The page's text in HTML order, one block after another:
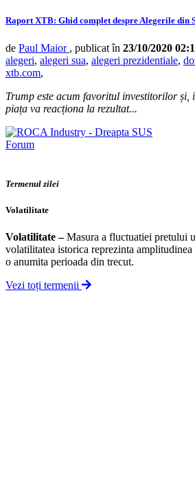
Raport XTB: Ghid complet despre Alegerile din
de Paul Maior , publicat în 23/10/2020
alegeri, alegeri sua, alegeri prezidentiale,
xtb.com,
Trump este acum favoritul investitorilor și,
piața va reacționa la rezultat...
Forum
Termenul zilei
Volatilitate
Volatilitate–Masura a fluctuatiei pretului
volatilitatea istorica reprezinta
o anumita perioada din trecut.
Vezi toți termenii